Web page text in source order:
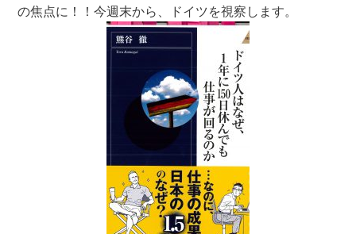
の焦点に！！今週末から、ドイツを視察します。